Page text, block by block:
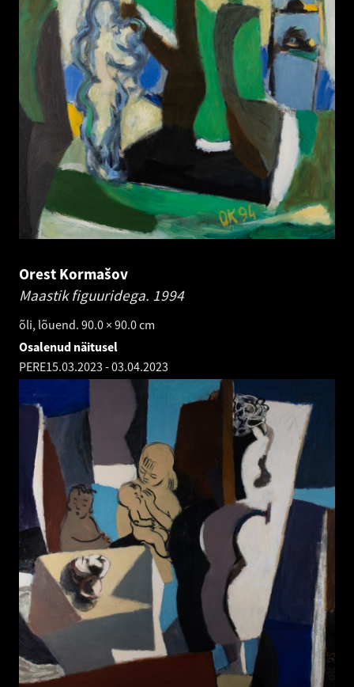
Orest Kormašov
Maastik figuuridega. 1994
õli, lõuend. 90.0 × 90.0 cm
Osalenud näitusel
PERE15.03.2023 -03.04.2023